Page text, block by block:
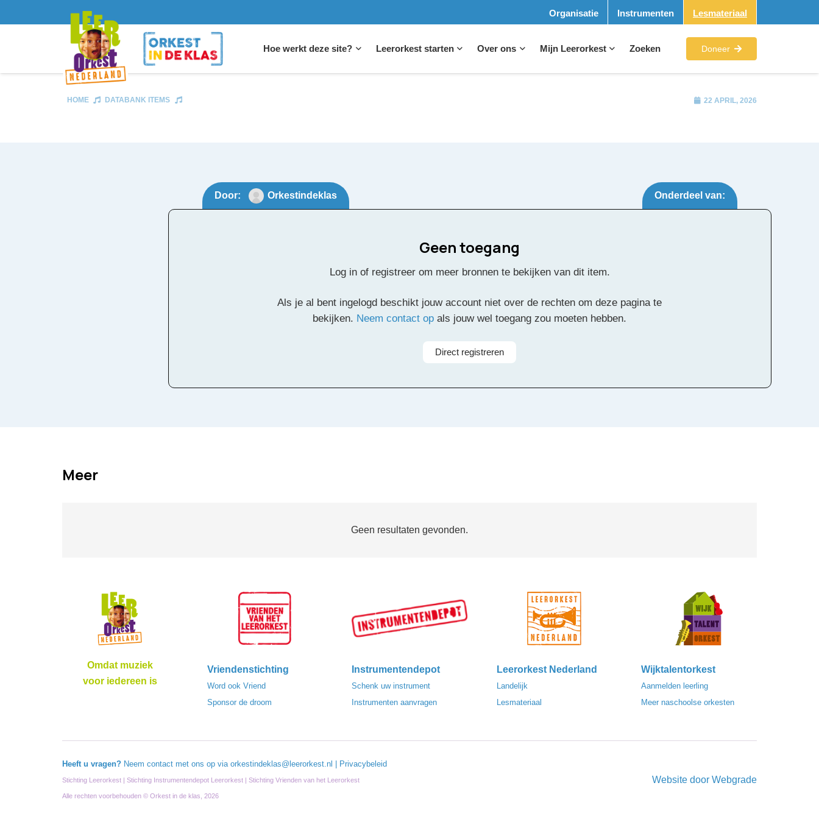
Organisatie Instrumenten Lesmateriaal
Hoe werkt deze site? Leerorkest starten Over ons Mijn Leerorkest Zoeken Doneer
HOME DATABANK ITEMS 22 APRIL, 2026
Door: Orkestindeklas Onderdeel van:
Geen toegang
Log in of registreer om meer bronnen te bekijken van dit item.
Als je al bent ingelogd beschikt jouw account niet over de rechten om deze pagina te
bekijken. Neem contact op als jouw wel toegang zou moeten hebben.
Direct registreren
Meer
Geen resultaten gevonden.
Omdat muziek
voor iedereen is
Vriendenstichting
Word ook Vriend
Sponsor de droom
Instrumentendepot
Schenk uw instrument
Instrumenten aanvragen
Leerorkest Nederland
Landelijk
Lesmateriaal
Wijktalentorkest
Aanmelden leerling
Meer naschoolse orkesten
Heeft u vragen? Neem contact met ons op via orkestindeklas@leerorkest.nl Privacybeleid
Stichting Leerorkest | Stichting Instrumentendepot Leerorkest | Stichting Vrienden van het Leerorkest
Alle rechten voorbehouden © Orkest in de klas, 2026
Website door Webgrade